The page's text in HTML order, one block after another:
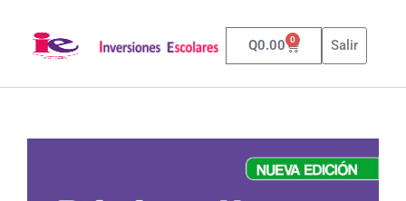
Q0.00 0 Salir